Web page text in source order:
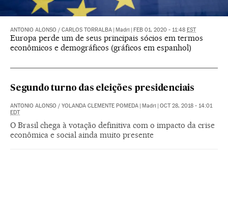
ANTONIO ALONSO / CARLOS TORRALBA Madri FEB 01, 2020 - 11:48 EST
Europa perde um de seus principais sócios em termos
econômicos e demográficos (gráficos em espanhol)
Segundo turno das eleições presidenciais
ANTONIO ALONSO / YOLANDA CLEMENTE POMEDA Madri
OCT 28, 2018 - 14:01
EDT
O Brasil chega à votação definitiva com o impacto da crise
econômica e social ainda muito presente